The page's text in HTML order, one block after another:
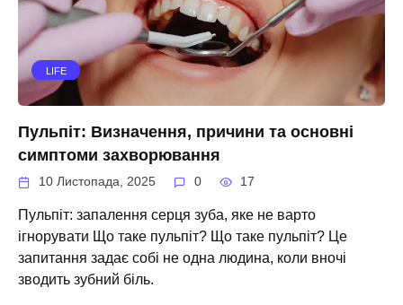
LIFE
Пульпіт: Визначення, причини та основні
симптоми захворювання
10 Листопада, 2025 0 17
Пульпіт: запалення серця зуба, яке не варто
ігнорувати Що таке пульпіт? Що таке пульпіт? Це
запитання задає собі не одна людина, коли вночі
зводить зубний біль.